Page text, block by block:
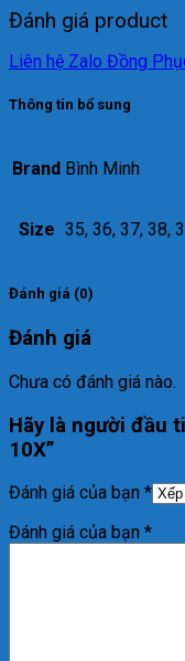
Đánh giá product
Liên hệ Zalo Đồng
Thông tin bổ sung
Brand Bình Minh
Size 35, 36, 37, 38,
Đánh giá (0)
Đánh giá
Chưa có đánh giá nào.
Hãy là người đầu
10X”
Đánh giá của bạn *
Đánh giá của bạn *